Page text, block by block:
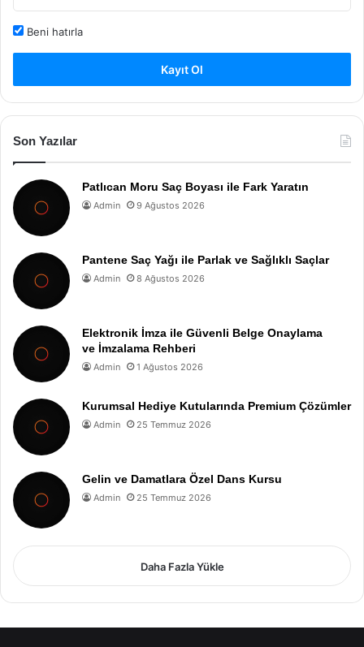
Beni hatırla
Kayıt Ol
Son Yazılar
Patlıcan Moru Saç Boyası ile Fark Yaratın
Admin 9 Ağustos 2026
Pantene Saç Yağı ile Parlak ve Sağlıklı Saçlar
Admin 8 Ağustos 2026
Elektronik İmza ile Güvenli Belge Onaylama
ve İmzalama Rehberi
Admin 1 Ağustos 2026
Kurumsal Hediye Kutularında Premium Çözümler
Admin 25 Temmuz 2026
Gelin ve Damatlara Özel Dans Kursu
Admin 25 Temmuz 2026
Daha Fazla Yükle